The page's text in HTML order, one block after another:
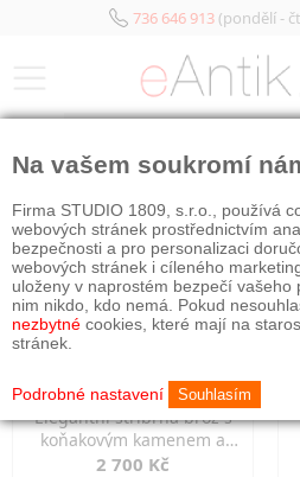
736 646 913(pondělí -
Elegantní stříbrná brož s
koňakovým kamenem a
markazity
2 700 Kč
Na vašem soukromí
Firma STUDIO 1809, s.r.o., používá
webových stránek prostřednictvím
bezpečnosti a pro personalizaci
webových stránek i cíleného
uloženy v naprostém bezpečí
nim nikdo, kdo nemá. Pokud
nezbytné cookies, které mají na
stránek.
Podrobné nastavení Souhlasím